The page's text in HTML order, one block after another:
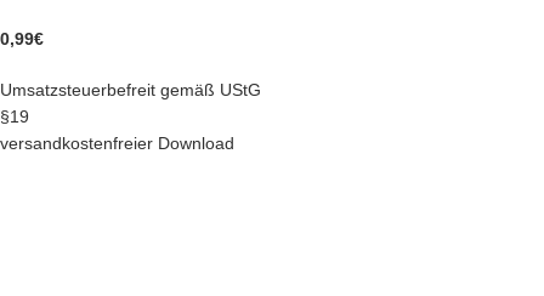
0,99€
Umsatzsteuerbefreit gemäß UStG
§19
versandkostenfreier Download